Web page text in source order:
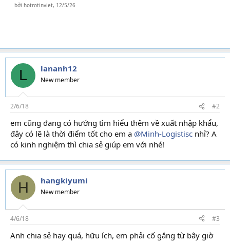
bởihotrotinviet, 12/5/26
L lananh12
New member
2/6/18 #2
em cũng đang có hướng tìm hiểu thêm về xuất nhập khẩu,
đây có lẽ là thời điểm tốt cho em a @Minh-Logistisc nhỉ? A
có kinh nghiệm thì chia sẻ giúp em với nhé!
H hangkiyumi
New member
4/6/18 #3
Anh chia sẻ hay quá, hữu ích, em phải cố gắng từ bây giờ